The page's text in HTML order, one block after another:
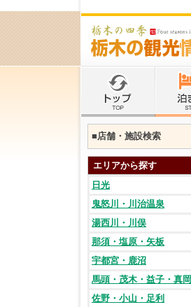
■店舗・施設検索
エリアから探す
日光
鬼怒川・川治温泉
湯西川・川俣
那須・塩原・矢板
宇都宮・鹿沼
馬頭・茂木・益子・真岡
佐野・小山・足利